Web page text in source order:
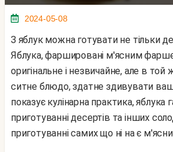
2024-05-08
З яблук можна готувати не тільки десерти та солодощі.
Яблука, фаршировані м'ясним
оригінальне і незвичайне, але в той
ситне блюдо, здатне здивувати
показує кулінарна практика, яблука
приготуванні десертів та інших
приготуванні самих що ні на є